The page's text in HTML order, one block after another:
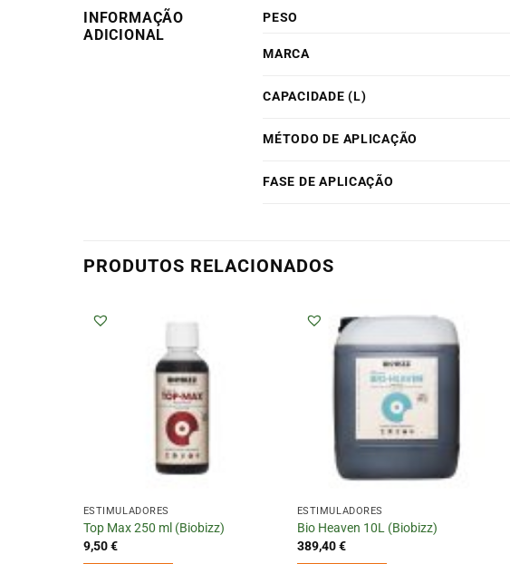
INFORMAÇÃO
ADICIONAL
PESO
MARCA
CAPACIDADE (L)
MÉTODO DE APLICAÇÃO
FASE DE APLICAÇÃO
PRODUTOS RELACIONADOS
ESTIMULADORES
Top Max 250 ml (Biobizz)
9,50€
ESTIMULADORES
Bio Heaven 10L (Biobizz)
389,40€